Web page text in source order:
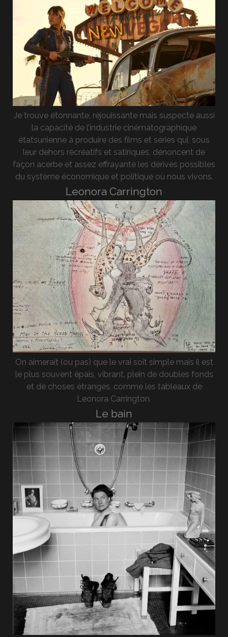
Je trouve étonnante, réjouissante mais suspecte aussi
la capacité de l’industrie cinématographique
étatsunienne à produire des films et séries qui, sous
leur dehors récréatifs et satiriques, dénoncent de
façon acerbe et assez effrayante les dérives possibles
du système économique et politique où nous vivons.
Leonora Carrington
On aimerait (ou pas) que le vrai soit simple mais il est
le plus souvent épais, vibrant, plein de doubles fonds
et de choses étranges, comme les tableaux de
Leonora Carrington.
Le bain